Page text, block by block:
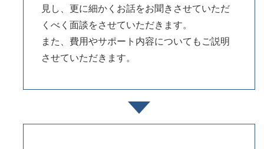
見し、更に細かくお話をお聞きさせていただ
くべく面談をさせていただきます。
また、費用やサポート内容についてもご説明
させていただきます。